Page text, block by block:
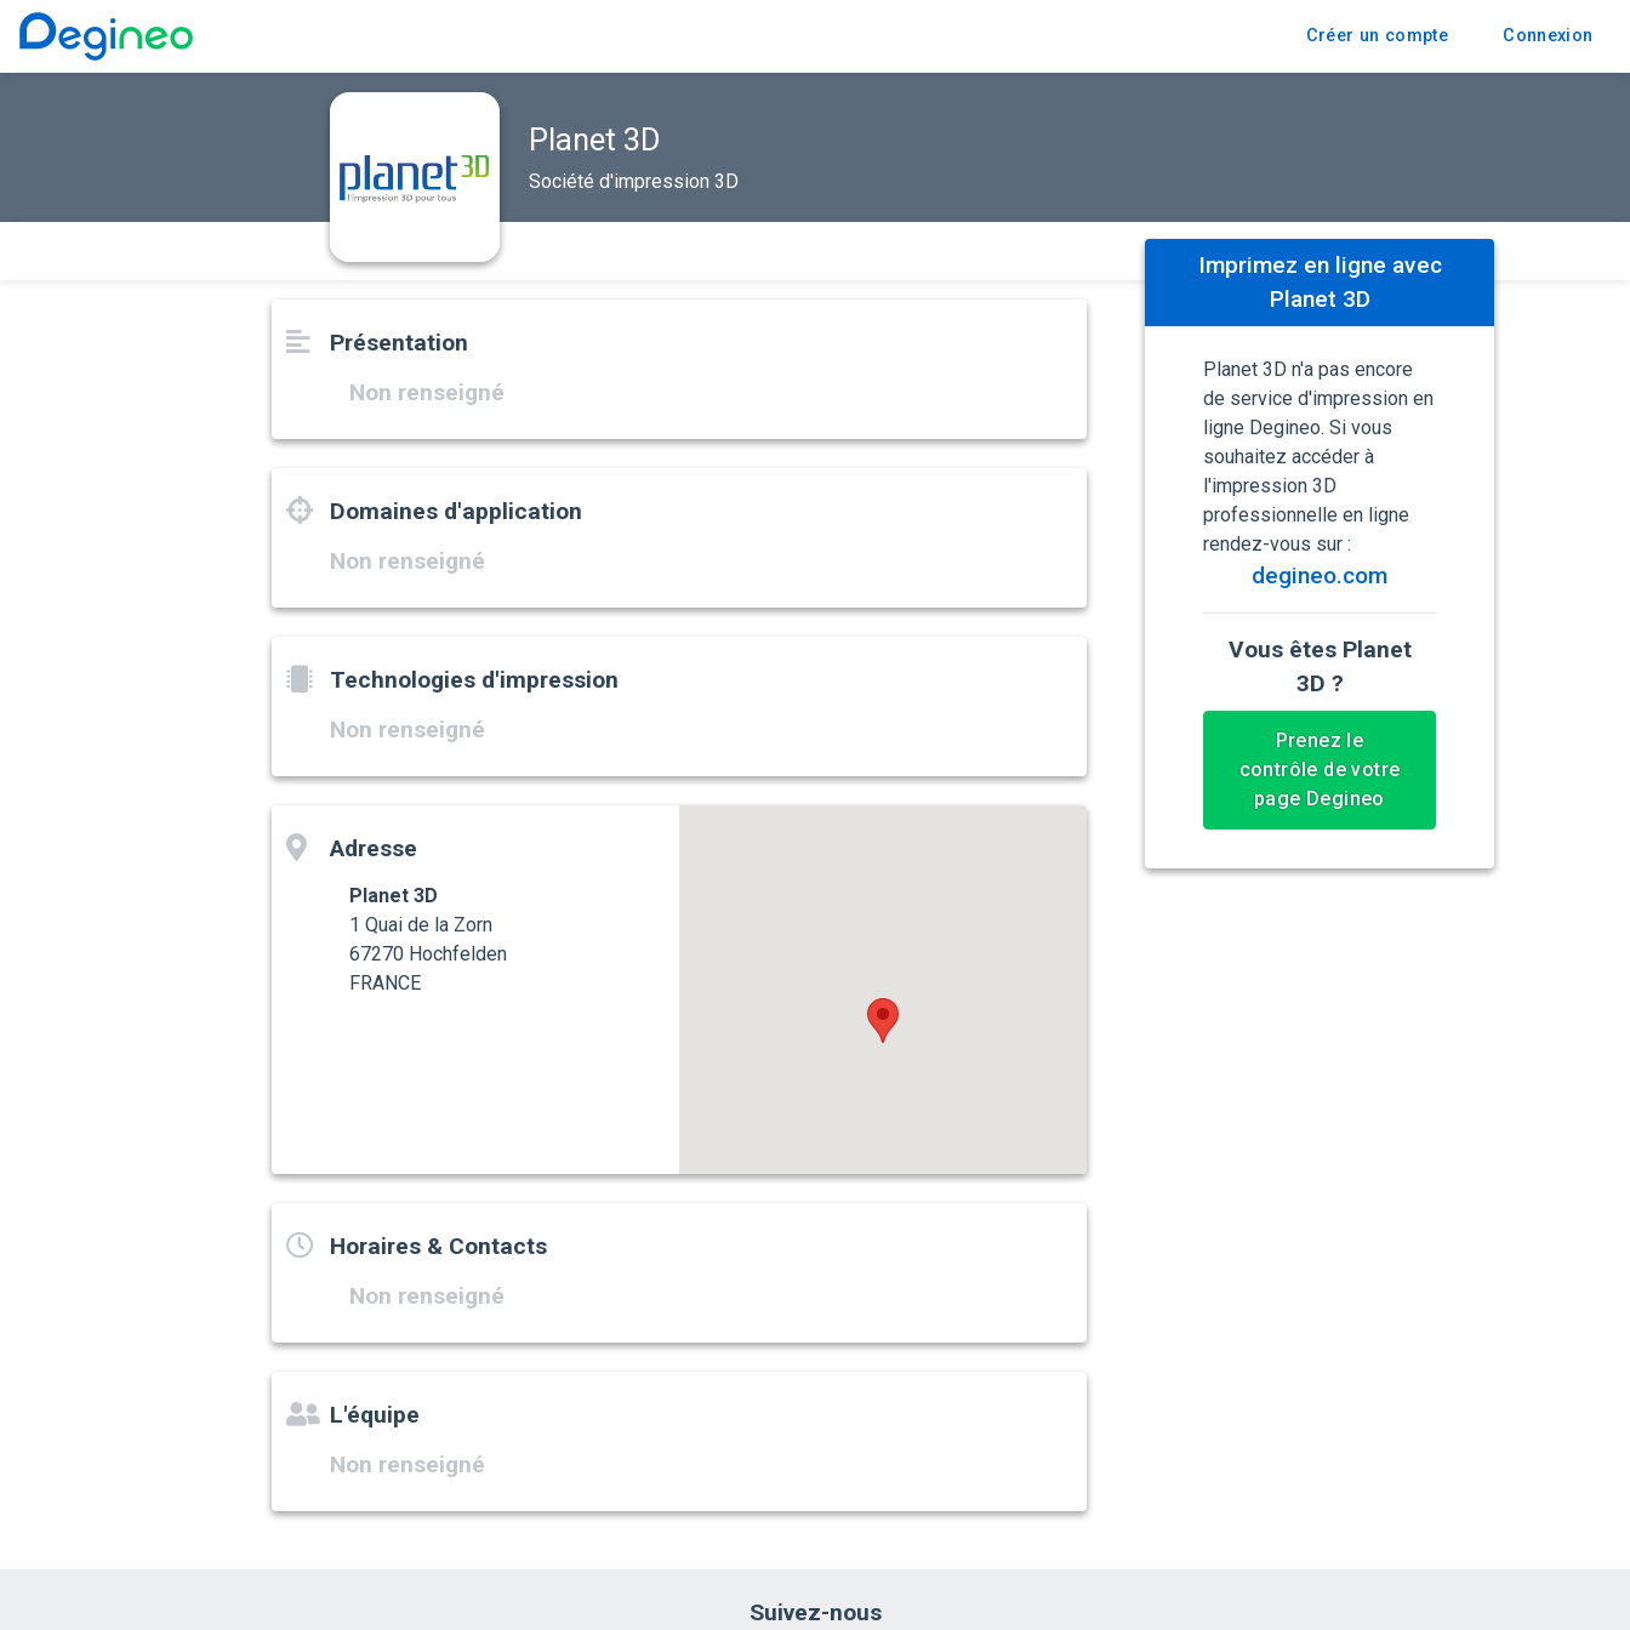
Créer un compte Connexion
Planet 3D
Société d'impression 3D
Présentation
Non renseigné
Domaines d'application
Non renseigné
Technologies d'impression
Non renseigné
Adresse
Planet 3D
1 Quai de la Zorn
67270 Hochfelden
FRANCE
Horaires & Contacts
Non renseigné
L'équipe
Non renseigné
Imprimez en ligne avec
Planet 3D
Planet 3D n'a pas encore
de service d'impression en
ligne Degineo. Si vous
souhaitez accéder à
l'impression 3D
professionnelle en ligne
rendez-vous sur :
degineo.com
Vous êtes Planet
3D ?
Prenez le
contrôle de votre
page Degineo
Suivez-nous